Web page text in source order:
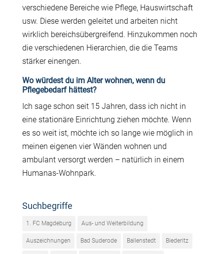
verschiedene Bereiche wie Pflege, Hauswirtschaft
usw. Diese werden geleitet und arbeiten nicht
wirklich bereichsübergreifend. Hinzukommen noch
die verschiedenen Hierarchien, die die Teams
stärker einengen.
Wo würdest du im Alter wohnen, wenn du
Pflegebedarf hättest?
Ich sage schon seit 15 Jahren, dass ich nicht in
eine stationäre Einrichtung ziehen möchte. Wenn
es so weit ist, möchte ich so lange wie möglich in
meinen eigenen vier Wänden wohnen und
ambulant versorgt werden – natürlich in einem
Humanas-Wohnpark.
Suchbegriffe
1. FC Magdeburg Aus- und Weiterbildung
Auszeichnungen Bad Suderode Ballenstedt Biederitz